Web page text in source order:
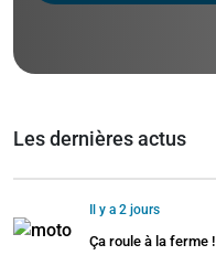
Les dernières actus
Il y a 2 jours
Ça roule à la ferme !